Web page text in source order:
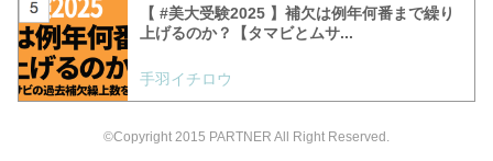
【 #美大受験2025 】補欠は例年何番まで繰り
上げるのか？【タマビとムサ...
手羽イチロウ
©Copyright 2015 PARTNER All Right Reserved.